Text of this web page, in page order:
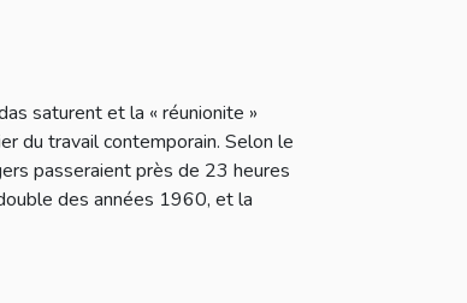
saturent et la « réunionite »
du travail contemporain. Selon le
passeraient près de 23 heures
des années 1960, et la